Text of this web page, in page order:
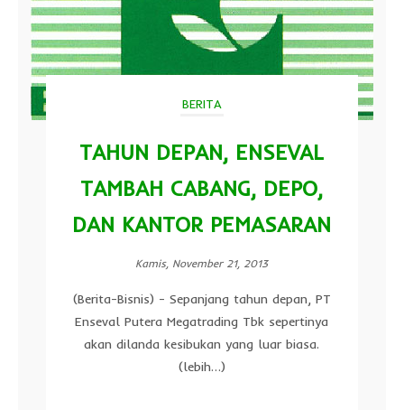
BERITA
TAHUN DEPAN, ENSEVAL
TAMBAH CABANG, DEPO,
DAN KANTOR PEMASARAN
Kamis, November 21, 2013
(Berita-Bisnis) - Sepanjang tahun depan, PT
Enseval Putera Megatrading Tbk sepertinya
akan dilanda kesibukan yang luar biasa.
(lebih…)